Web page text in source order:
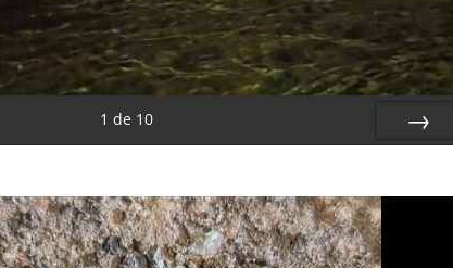
1 de 10